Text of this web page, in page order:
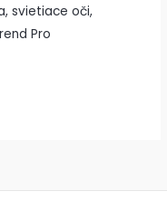
svietiace oči,
Pro